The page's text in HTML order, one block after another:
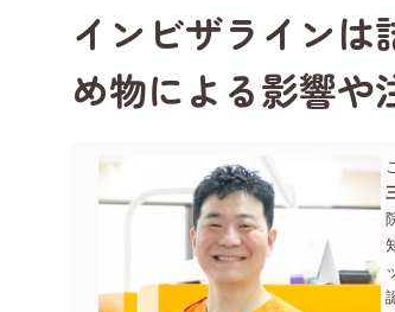
インビザラインは
め物による影響や